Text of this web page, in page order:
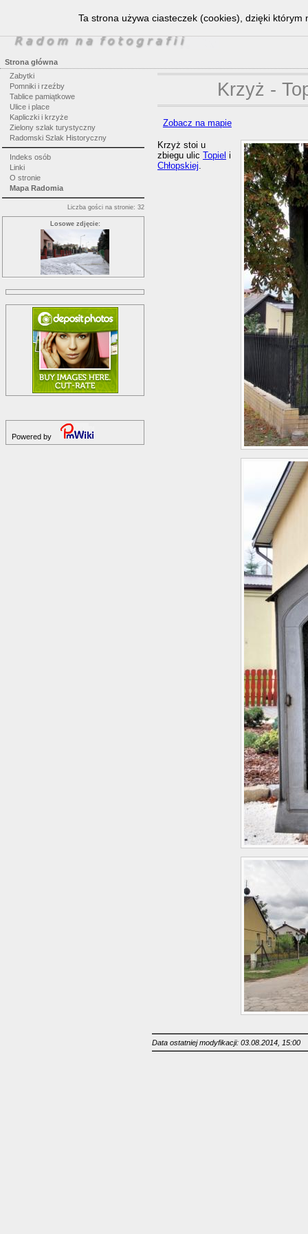
Strona główna
Zabytki
Pomniki i rzeźby
Tablice pamiątkowe
Ulice i place
Kapliczki i krzyże
Zielony szlak turystyczny
Radomski Szlak Historyczny
Indeks osób
Linki
O stronie
Mapa Radomia
Liczba gości na stronie: 32
Losowe zdjęcie:
Powered by
Krzyż -
Zobacz na mapie
Krzyż stoi u
zbiegu ulic Topiel i
Chłopskiej.
Data ostatniej modyfikacji: 03.08.2014, 15:00
Ta strona używa ciasteczek (cookies), dzięki którym